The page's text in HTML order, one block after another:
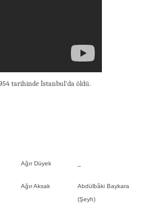
tarihinde İstanbul’da öldü.
Ağır Düyek
Ağır Aksak
Abdülbâki Baykara
(Şeyh)